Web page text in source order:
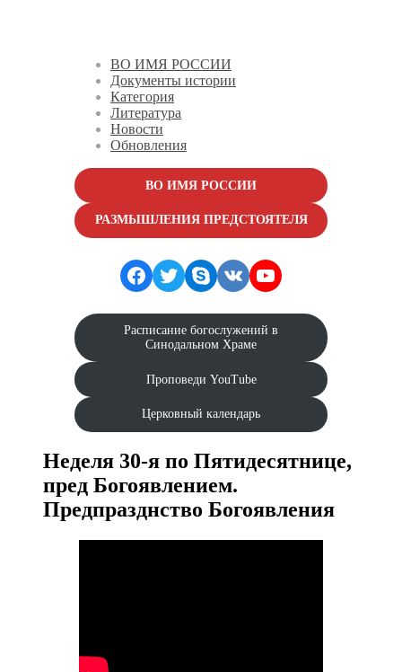
ВО ИМЯ РОССИИ
Документы истории
Категория
Литература
Новости
Обновления
ВО ИМЯ РОССИИ
РАЗМЫШЛЕНИЯ ПРЕДСТОЯТЕЛЯ
Facebook
Twitter
Skype
VKYouTube
Расписание богослужений в
Синодальном Храме
Проповеди YouTube
Церковный календарь
Неделя 30-я по Пятидесятнице,
пред Богоявлением.
Предпразднство Богоявления